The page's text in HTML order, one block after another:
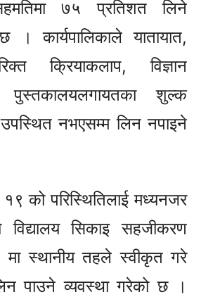
७५ प्रतिशत लिने
। कार्यपालिकाले यातायात,
क्रियाकलाप, विज्ञान
पुस्तकालयलगायतका शुल्क
उपस्थित नभएसम्म लिन नपाइने
को परिस्थितिलाई मध्यनजर
विद्यालय सिकाइ सहजीकरण
मा स्थानीय तहले स्वीकृत गरे
पाउने व्यवस्था गरेको छ ।